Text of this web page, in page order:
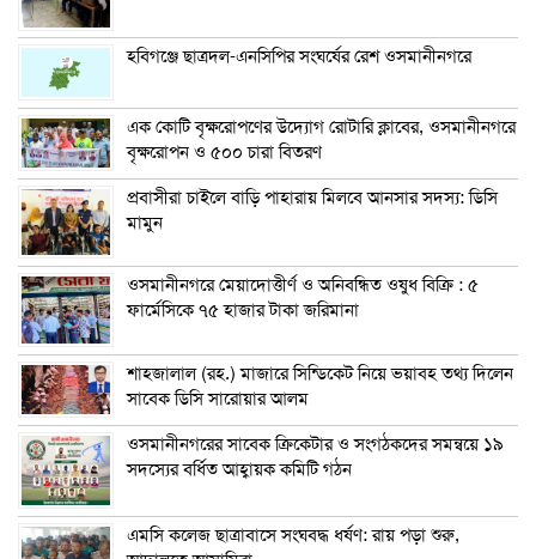
হবিগঞ্জে ছাত্রদল-এনসিপির সংঘর্ষের রেশ ওসমানীনগরে
এক কোটি বৃক্ষরোপণের উদ্যোগ রোটারি ক্লাবের, ওসমানীনগরে
বৃক্ষরোপন ও ৫০০ চারা বিতরণ
প্রবাসীরা চাইলে বাড়ি পাহারায় মিলবে আনসার সদস্য: ডিসি
মামুন
ওসমানীনগরে মেয়াদোত্তীর্ণ ও অনিবন্ধিত ওষুধ বিক্রি : ৫
ফার্মেসিকে ৭৫ হাজার টাকা জরিমানা
শাহজালাল (রহ.) মাজারে সিন্ডিকেট নিয়ে ভয়াবহ তথ্য দিলেন
সাবেক ডিসি সারোয়ার আলম
ওসমানীনগরের সাবেক ক্রিকেটার ও সংগঠকদের সমন্বয়ে ১৯
সদস্যের বর্ধিত আহ্বায়ক কমিটি গঠন
এম‌সি কলেজ ছাত্রাবাসে সংঘবদ্ধ ধর্ষণ: রায় পড়া শুরু,